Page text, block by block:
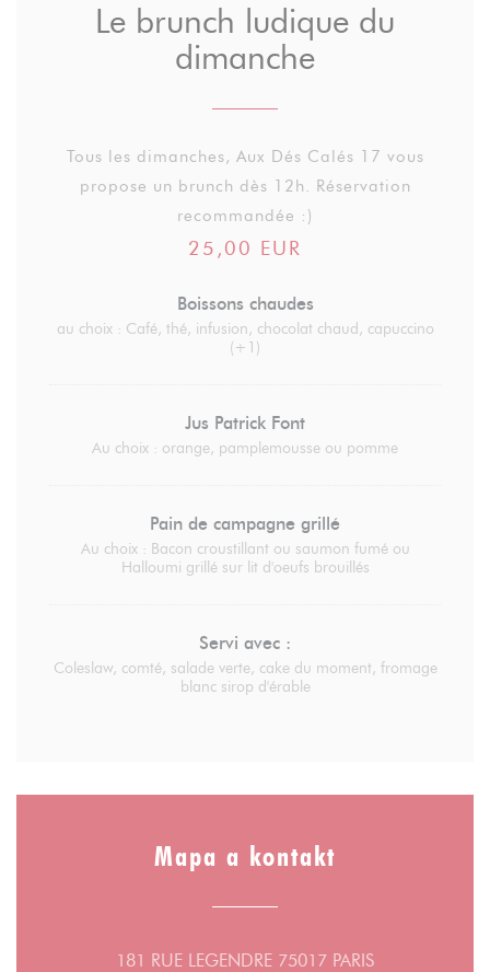
Le brunch ludique du
dimanche
Tous les dimanches, Aux Dés Calés 17 vous
propose un brunch dès 12h. Réservation
recommandée :)
25,00 EUR
Boissons chaudes
au choix : Café, thé, infusion, chocolat chaud, capuccino
(+1)
Jus Patrick Font
Au choix : orange, pamplemousse ou pomme
Pain de campagne grillé
Au choix : Bacon croustillant ou saumon fumé ou
Halloumi grillé sur lit d'oeufs brouillés
Servi avec :
Coleslaw, comté, salade verte, cake du moment, fromage
blanc sirop d'érable
Mapa a kontakt
181 RUE LEGENDRE 75017 PARIS((otevře se v